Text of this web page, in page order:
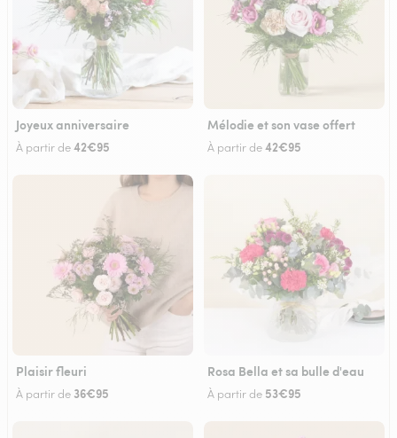
Joyeux anniversaire
À partir de42€95
Mélodie et son vase offert
À partir de42€95
Plaisir fleuri
À partir de 36€95
Rosa Bella et sa bulle d'eau
À partir de 53€95